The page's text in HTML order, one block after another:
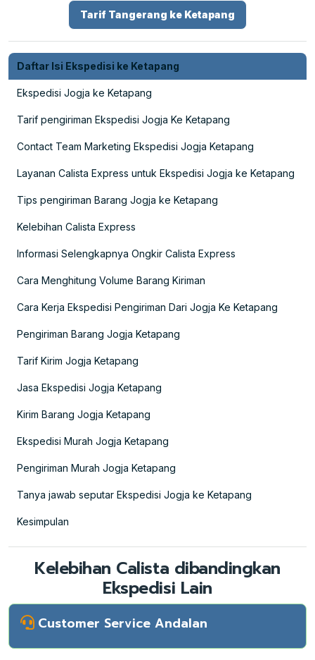
Tarif Tangerang ke Ketapang
Daftar Isi Ekspedisi ke Ketapang
Ekspedisi Jogja ke Ketapang
Tarif pengiriman Ekspedisi Jogja Ke Ketapang
Contact Team Marketing Ekspedisi Jogja Ketapang
Layanan Calista Express untuk Ekspedisi Jogja ke Ketapang
Tips pengiriman Barang Jogja ke Ketapang
Kelebihan Calista Express
Informasi Selengkapnya Ongkir Calista Express
Cara Menghitung Volume Barang Kiriman
Cara Kerja Ekspedisi Pengiriman Dari Jogja Ke Ketapang
Pengiriman Barang Jogja Ketapang
Tarif Kirim Jogja Ketapang
Jasa Ekspedisi Jogja Ketapang
Kirim Barang Jogja Ketapang
Ekspedisi Murah Jogja Ketapang
Pengiriman Murah Jogja Ketapang
Tanya jawab seputar Ekspedisi Jogja ke Ketapang
Kesimpulan
Kelebihan Calista dibandingkan
Ekspedisi Lain
Customer Service Andalan